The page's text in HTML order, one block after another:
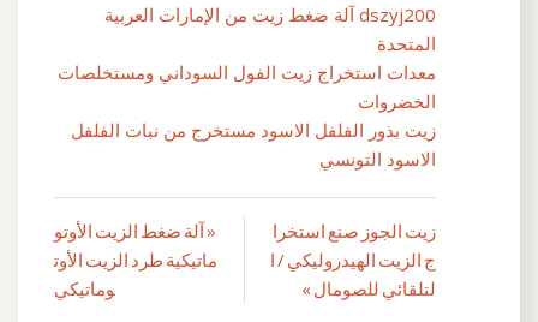
dszyj200 آلة ضغط زيت من الإمارات العربية
المتحدة
معدات استخراج زيت الفول السوداني ومستخلصات
الخضروات
زيت بذور الفلفل الاسود مستخرج من نبات الفلفل
الاسود التونسي
تصفّح
المقالات
« آلة ضغط الزيت الأوتو
ماتيكية طرد الزيت الأوت
وماتيكي
زيت الجوز صنع استخرا
ج الزيت الهيدروليكي / ا
لتلقائي للصومال »